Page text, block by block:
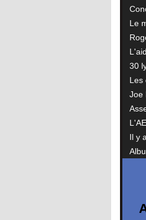
Le
30
Les
Joe
Il y